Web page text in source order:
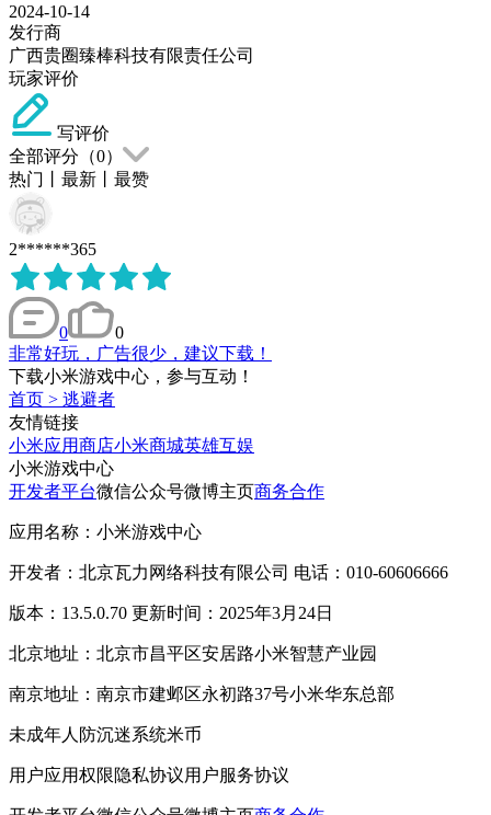
2024-10-14
发行商
广西贵圈臻棒科技有限责任公司
玩家评价
写评价
全部评分（0）
热门
最新 最赞
2******365
0
0
非常好玩，广告很少，建议下载！
下载小米游戏中心，参与互动！
首页 > 逃避者
友情链接
小米应用商店小米商城英雄互娱
小米游戏中心
开发者平台微信公众号微博主页商务合作
应用名称：小米游戏中心
开发者：北京瓦力网络科技有限公司 电话：010-60606666
版本：13.5.0.70 更新时间：2025年3月24日
北京地址：北京市昌平区安居路小米智慧产业园
南京地址：南京市建邺区永初路37号小米华东总部
未成年人防沉迷系统米币
用户应用权限隐私协议用户服务协议